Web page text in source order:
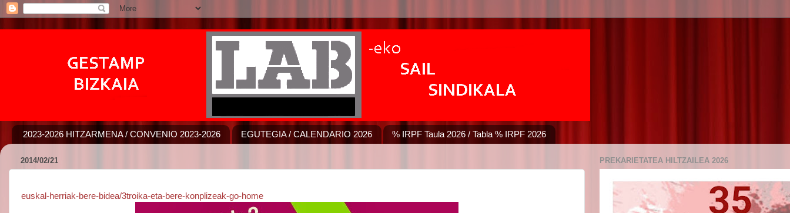
2023-2026 HITZARMENA / CONVENIO 2023-2026 EGUTEGIA / CALENDARIO 2026 % IRPF Taula 2026 / Tabla % IRPF 2026
2014/02/21
euskal-herriak-bere-bidea/3troika-eta-bere-konplizeak-go-home
PREKARIETATEA HILTZAILEA 2026